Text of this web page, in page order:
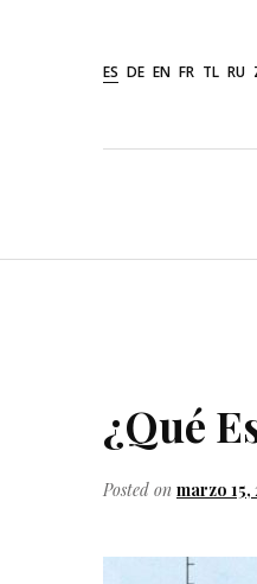
ES DE EN FR TL RU
¿Qué
Posted on marzo 15,